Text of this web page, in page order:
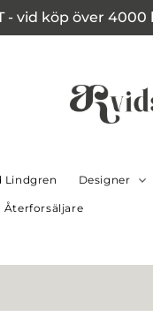
- vid köp över
Lindgren Designer
Återforsäljare